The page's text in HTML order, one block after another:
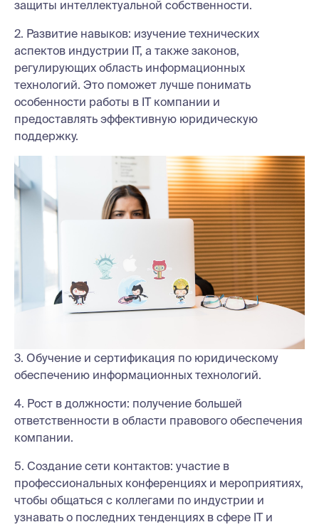
защиты интеллектуальной собственности.
2. Развитие навыков: изучение технических
аспектов индустрии IT, а также законов,
регулирующих область информационных
технологий. Это поможет лучше понимать
особенности работы в IT компании и
предоставлять эффективную юридическую
поддержку.
3. Обучение и сертификация по юридическому
обеспечению информационных технологий.
4. Рост в должности: получение большей
ответственности в области правового обеспечения
компании.
5. Создание сети контактов: участие в
профессиональных конференциях и мероприятиях,
чтобы общаться с коллегами по индустрии и
узнавать о последних тенденциях в сфере IT и